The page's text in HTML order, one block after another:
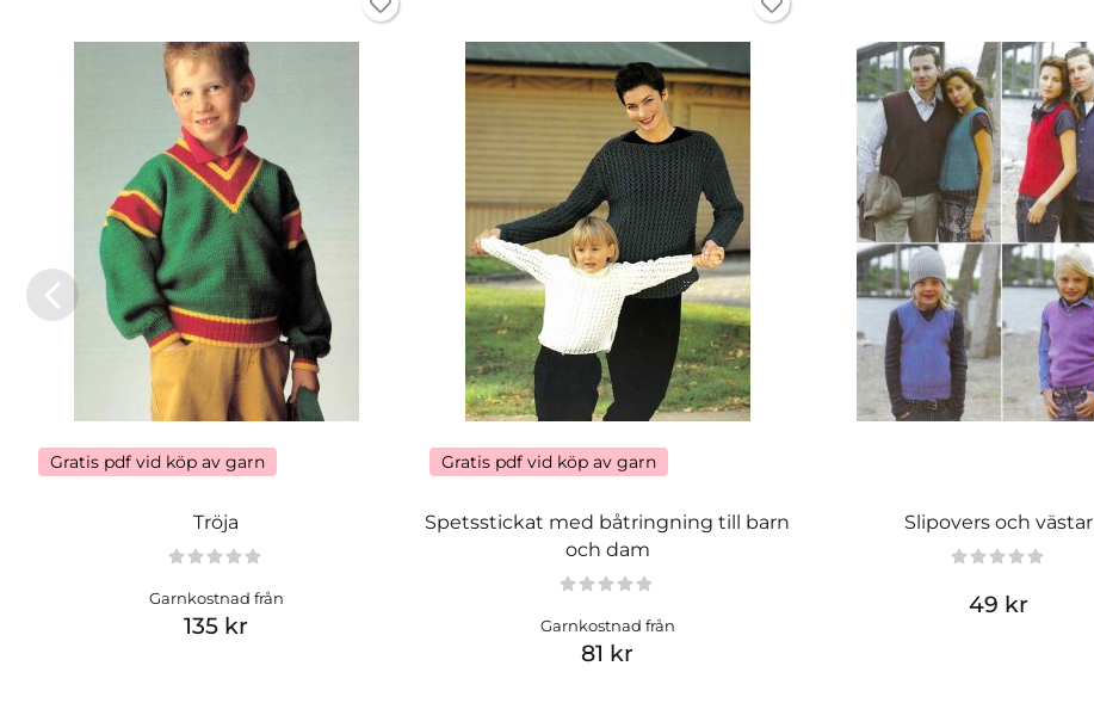
Gratis pdf vid köp av garn
Tröja
Garnkostnad från
135 kr
Gratis pdf vid köp av garn
Spetsstickat med båtringning till barn
och dam
Garnkostnad från
81 kr
Slipovers och västar
49 kr